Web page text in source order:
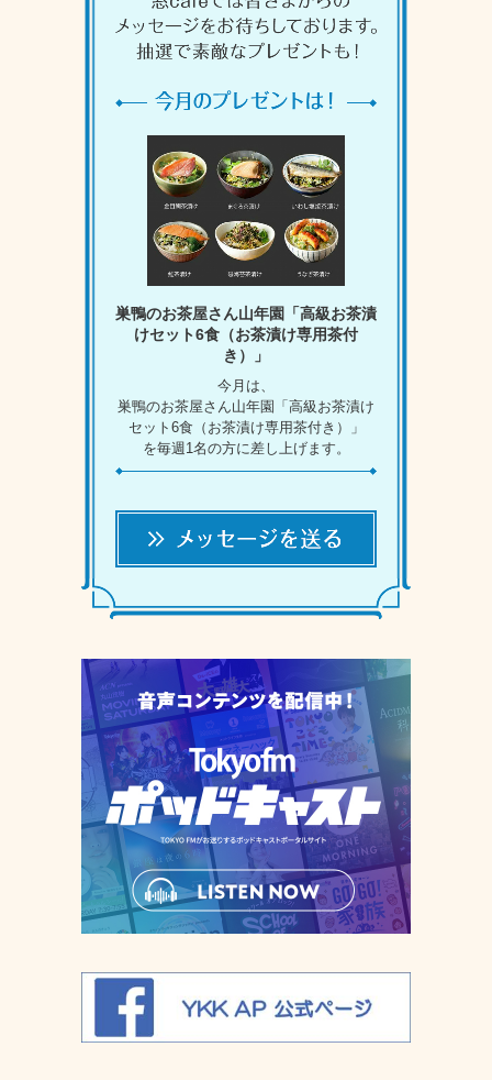
巣鴨のお茶屋さん山年園「高級お茶漬
けセット6食（お茶漬け専用茶付
き）」
今月は、
巣鴨のお茶屋さん山年園「高級お茶漬け
セット6食（お茶漬け専用茶付き）」
を毎週1名の方に差し上げます。